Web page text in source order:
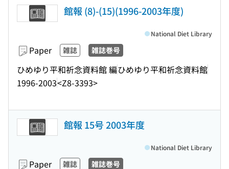
館報 (8)-(15)(1996-2003年度)
Paper 雑誌 雑誌巻号
ひめゆり平和祈念資料館 編ひめゆり平和祈念資料館
1996-2003<Z8-3393>
National Diet Library
館報 15号 2003年度
Paper 雑誌 雑誌巻号
National Diet Library